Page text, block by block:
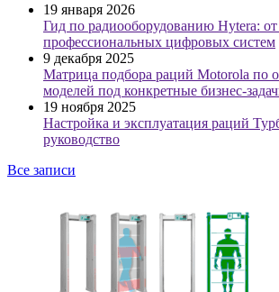
19 января 2026
Гид по радиооборудованию Hytera:
профессиональных цифровых систем
9 декабря 2025
Матрица подбора раций Motorola по
моделей под конкретные бизнес-
19 ноября 2025
Настройка и эксплуатация раций
руководство
Все записи